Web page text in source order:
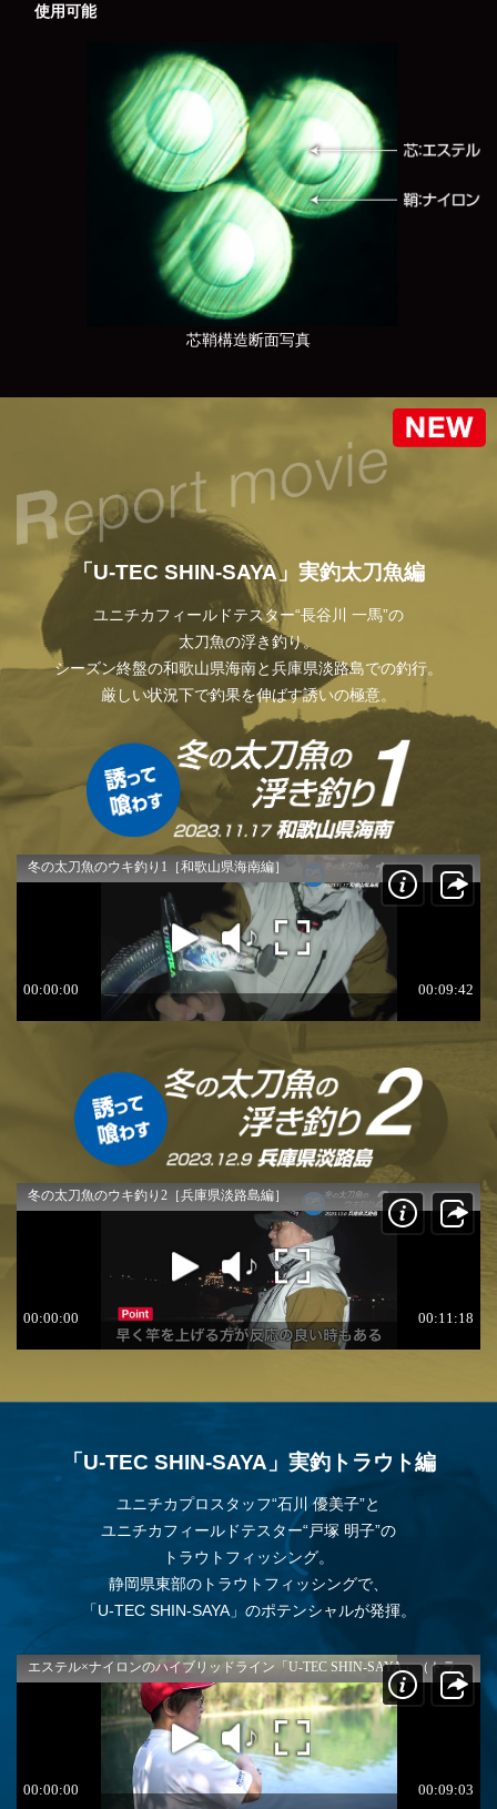
使用可能
芯鞘構造断面写真
「U-TEC SHIN-SAYA」実釣太刀魚編
ユニチカフィールドテスター“長谷川 一馬”の
太刀魚の浮き釣り。
シーズン終盤の和歌山県海南と兵庫県淡路島での釣行。
厳しい状況下で釣果を伸ばす誘いの極意。
「U-TEC SHIN-SAYA」実釣トラウト編
ユニチカプロスタッフ“石川 優美子”と
ユニチカフィールドテスター“戸塚 明子”の
トラウトフィッシング。
静岡県東部のトラウトフィッシングで、
「U-TEC SHIN-SAYA」のポテンシャルが発揮。